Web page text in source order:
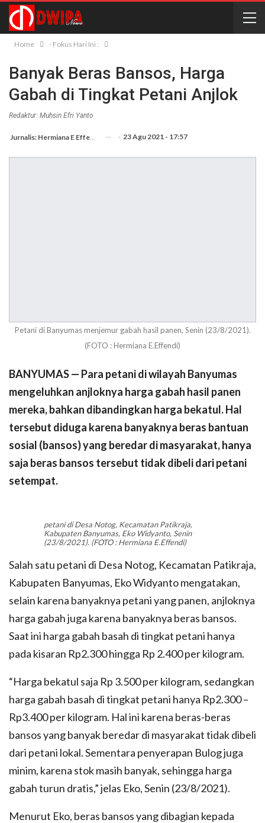
Home - Fokus Hari Ini :
Banyak Beras Bansos, Harga
Gabah di Tingkat Petani Anjlok
Redaktur: Muhsin Efri Yanto
- 23 Agu 2021 - 17:57
Petani di Banyumas menjemur gabah hasil panen, Senin (23/8/2021).
(FOTO : Hermiana E.Effendi)
BANYUMAS — Para petani di wilayah Banyumas
mengeluhkan anjloknya harga gabah hasil panen
mereka, bahkan dibandingkan harga bekatul. Hal
tersebut diduga karena banyaknya beras bantuan
sosial (bansos) yang beredar di masyarakat, hanya
saja beras bansos tersebut tidak dibeli dari petani
setempat.
petani di Desa Notog, Kecamatan Patikraja,
Kabupaten Banyumas, Eko Widyanto, Senin
(23/8/2021). (FOTO : Hermiana E.Effendi)
Salah satu petani di Desa Notog, Kecamatan Patikraja,
Kabupaten Banyumas, Eko Widyanto mengatakan,
selain karena banyaknya petani yang panen, anjloknya
harga gabah juga karena banyaknya beras bansos.
Saat ini harga gabah basah di tingkat petani hanya
pada kisaran Rp2.300 hingga Rp 2.400 per kilogram.
“Harga bekatul saja Rp 3.500 per kilogram, sedangkan
harga gabah basah di tingkat petani hanya Rp2.300 –
Rp3.400 per kilogram. Hal ini karena beras-beras
bansos yang banyak beredar di masyarakat tidak dibeli
dari petani lokal. Sementara penyerapan Bulog juga
minim, karena stok masih banyak, sehingga harga
gabah turun dratis,” jelas Eko, Senin (23/8/2021).
Menurut Eko, beras bansos yang dibagian kepada